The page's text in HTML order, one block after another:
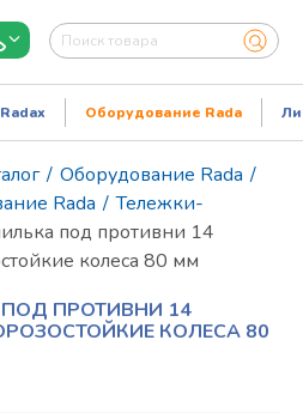
Оборудование Rada
/ Оборудование Rada /
Rada / Тележки-
под противни 14
колеса 80 мм
ПРОТИВНИ 14
КОЛЕСА 80